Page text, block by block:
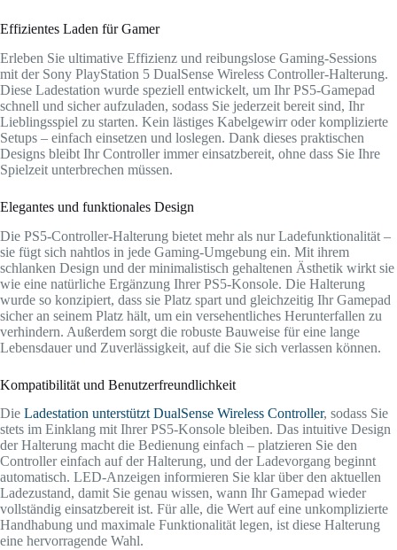
Effizientes Laden für Gamer
Erleben Sie ultimative Effizienz und reibungslose Gaming-Sessions
mit der Sony PlayStation 5 DualSense Wireless Controller-Halterung.
Diese Ladestation wurde speziell entwickelt, um Ihr PS5-Gamepad
schnell und sicher aufzuladen, sodass Sie jederzeit bereit sind, Ihr
Lieblingsspiel zu starten. Kein lästiges Kabelgewirr oder komplizierte
Setups – einfach einsetzen und loslegen. Dank dieses praktischen
Designs bleibt Ihr Controller immer einsatzbereit, ohne dass Sie Ihre
Spielzeit unterbrechen müssen.
Elegantes und funktionales Design
Die PS5-Controller-Halterung bietet mehr als nur Ladefunktionalität –
sie fügt sich nahtlos in jede Gaming-Umgebung ein. Mit ihrem
schlanken Design und der minimalistisch gehaltenen Ästhetik wirkt sie
wie eine natürliche Ergänzung Ihrer PS5-Konsole. Die Halterung
wurde so konzipiert, dass sie Platz spart und gleichzeitig Ihr Gamepad
sicher an seinem Platz hält, um ein versehentliches Herunterfallen zu
verhindern. Außerdem sorgt die robuste Bauweise für eine lange
Lebensdauer und Zuverlässigkeit, auf die Sie sich verlassen können.
Kompatibilität und Benutzerfreundlichkeit
Die Ladestation unterstützt DualSense Wireless Controller, sodass Sie
stets im Einklang mit Ihrer PS5-Konsole bleiben. Das intuitive Design
der Halterung macht die Bedienung einfach – platzieren Sie den
Controller einfach auf der Halterung, und der Ladevorgang beginnt
automatisch. LED-Anzeigen informieren Sie klar über den aktuellen
Ladezustand, damit Sie genau wissen, wann Ihr Gamepad wieder
vollständig einsatzbereit ist. Für alle, die Wert auf eine unkomplizierte
Handhabung und maximale Funktionalität legen, ist diese Halterung
eine hervorragende Wahl.